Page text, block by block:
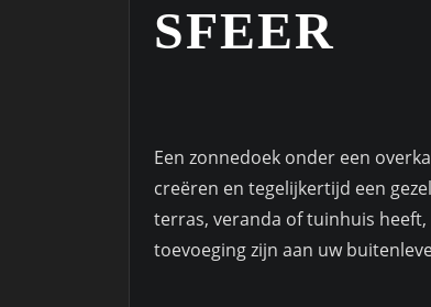
SFEER
Een zonnedoek onder een
creëren en tegelijkertijd een
terras, veranda of tuinhuis
toevoeging zijn aan uw